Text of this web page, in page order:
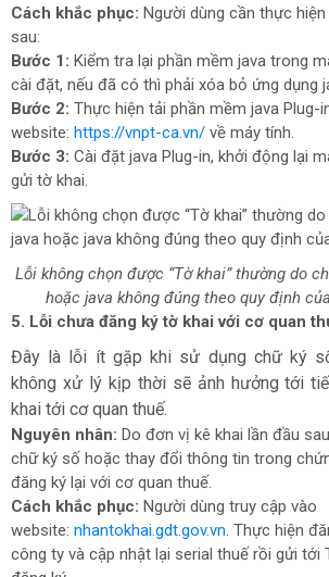
Cách khắc phục: Người dùng cần thực
sau:
Bước 1: Kiểm tra lại phần mềm java trong
cài đặt, nếu đã có thì phải xóa bỏ ứng dụng
Bước 2: Thực hiện tải phần mềm java Plug-
website: https://vnpt-ca.vn/ về máy tính.
Bước 3: Cài đặt java Plug-in, khởi động lại
gửi tờ khai.
Lỗi không chọn được “Tờ khai” thường do
hoặc java không đúng theo quy định
5. Lỗi chưa đăng ký tờ khai với cơ quan
Đây là lỗi ít gặp khi sử dụng chữ ký
không xử lý kịp thời sẽ ảnh hưởng tới
khai tới cơ quan thuế.
Nguyên nhân: Do đơn vị kê khai lần đầu
chữ ký số hoặc thay đổi thông tin trong
đăng ký lại với cơ quan thuế.
Cách khắc phục: Người dùng truy cập vào
website: nhantokhai.gdt.gov.vn. Thực hiện
công ty và cập nhật lại serial thuế rồi gửi tới